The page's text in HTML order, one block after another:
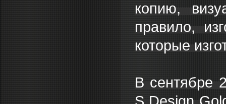
копию,
правило,
которые
В сентябре